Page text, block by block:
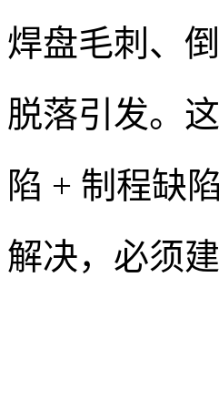
焊盘毛刺、
脱落引发。
陷 + 制程缺
解决，必须